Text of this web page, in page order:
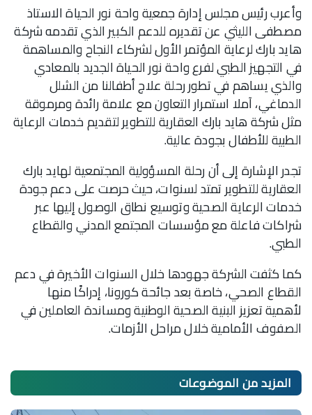
وأعرب رئيس مجلس إدارة جمعية واحة نور الحياة الاستاذ
مصطفى الليثي عن تقديره للدعم الكبير الذي تقدمه شركة
هايد بارك لرعاية المؤتمر الأول لشركاء النجاح والمساهمة
في التجهيز الطبي لفرع واحة نور الحياة الجديد بالمعادي
والذي يساهم في تطور رحلة علاج أطفالنا من الشلل
الدماغي، آملا استمرار التعاون مع علامة رائدة ومرموقة
مثل شركة هايد بارك العقارية للتطوير لتقديم خدمات الرعاية
الطبية للأطفال بجودة عالية.
تجدر الإشارة إلى أن رحلة المسؤولية المجتمعية لهايد بارك
العقارية للتطوير تمتد لسنوات، حيث حرصت على دعم جودة
خدمات الرعاية الصحية وتوسيع نطاق الوصول إليها عبر
شراكات فاعلة مع مؤسسات المجتمع المدني والقطاع
الطبي.
كما كثفت الشركة جهودها خلال السنوات الأخيرة في دعم
القطاع الصحي، خاصة بعد جائحة كورونا، إدراكًا منها
لأهمية تعزيز البنية الصحية الوطنية ومساندة العاملين في
الصفوف الأمامية خلال مراحل الأزمات.
المزيد منالموضوعات